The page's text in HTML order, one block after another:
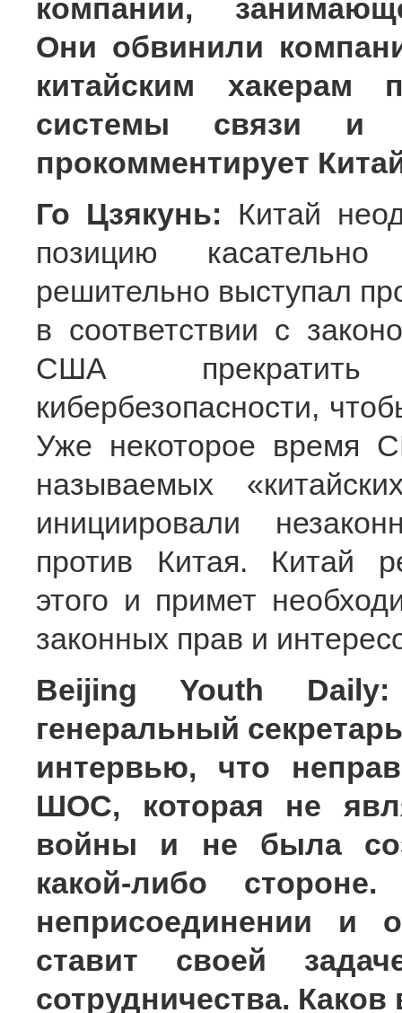
компании,
Они обвинили
китайским хакерам
системы связи и
прокомментирует
Го Цзякунь: Китай
позицию
решительно выступал
в соответствии с
США прекратить
кибербезопасности,
Уже некоторое время
называемых
инициировали
против Китая. Китай
этого и примет
законных прав и
Beijing Youth
генеральный
интервью, что
ШОС, которая не
войны и не была
какой-либо
неприсоединении и
ставит своей
сотрудничества.